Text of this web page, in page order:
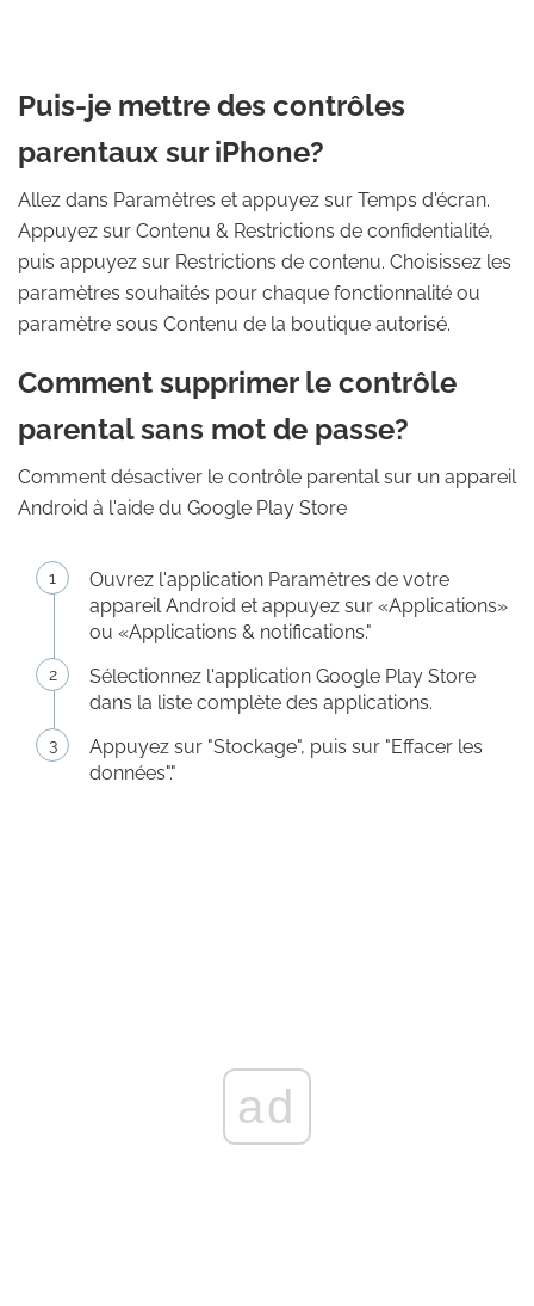
Puis-je mettre des contrôles
parentaux sur iPhone?
Allez dans Paramètres et appuyez sur Temps d'écran.
Appuyez sur Contenu & Restrictions de confidentialité,
puis appuyez sur Restrictions de contenu. Choisissez les
paramètres souhaités pour chaque fonctionnalité ou
paramètre sous Contenu de la boutique autorisé.
Comment supprimer le contrôle
parental sans mot de passe?
Comment désactiver le contrôle parental sur un appareil
Android à l'aide du Google Play Store
Ouvrez l'application Paramètres de votre
appareil Android et appuyez sur «Applications»
ou «Applications & notifications."
Sélectionnez l'application Google Play Store
dans la liste complète des applications.
Appuyez sur "Stockage", puis sur "Effacer les
données"."
ad